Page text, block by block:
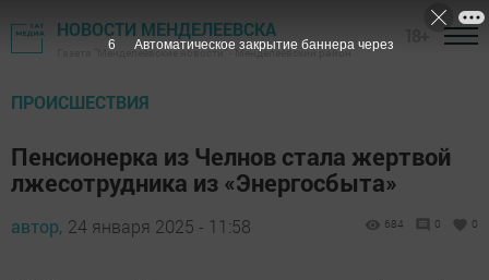
НОВОСТИ МЕНДЕЛЕЕВСКА
Газета "Менделеевские новости" - Менделеевский район
ПРОИСШЕСТВИЯ
Пенсионерка из Челнов стала жертвой
лжесотрудника из «Энергосбыта»
автор, 24 января 2025 - 11:58 684 0 0
6 Автоматическое закрытие баннера через